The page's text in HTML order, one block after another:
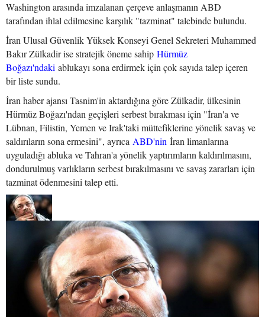
Washington arasında imzalanan çerçeve anlaşmanın ABD
tarafından ihlal edilmesine karşılık "tazminat" talebinde bulundu.
İran Ulusal Güvenlik Yüksek Konseyi Genel Sekreteri Muhammed
Bakır Zülkadir ise stratejik öneme sahip Hürmüz
Boğazı'ndaki ablukayı sona erdirmek için çok sayıda talep içeren
bir liste sundu.
İran haber ajansı Tasnim'in aktardığına göre Zülkadir, ülkesinin
Hürmüz Boğazı'ndan geçişleri serbest bırakması için "İran'a ve
Lübnan, Filistin, Yemen ve Irak'taki müttefiklerine yönelik savaş ve
saldırıların sona ermesini", ayrıca ABD'nin İran limanlarına
uyguladığı abluka ve Tahran'a yönelik yaptırımların kaldırılmasını,
dondurulmuş varlıkların serbest bırakılmasını ve savaş zararları için
tazminat ödenmesini talep etti.